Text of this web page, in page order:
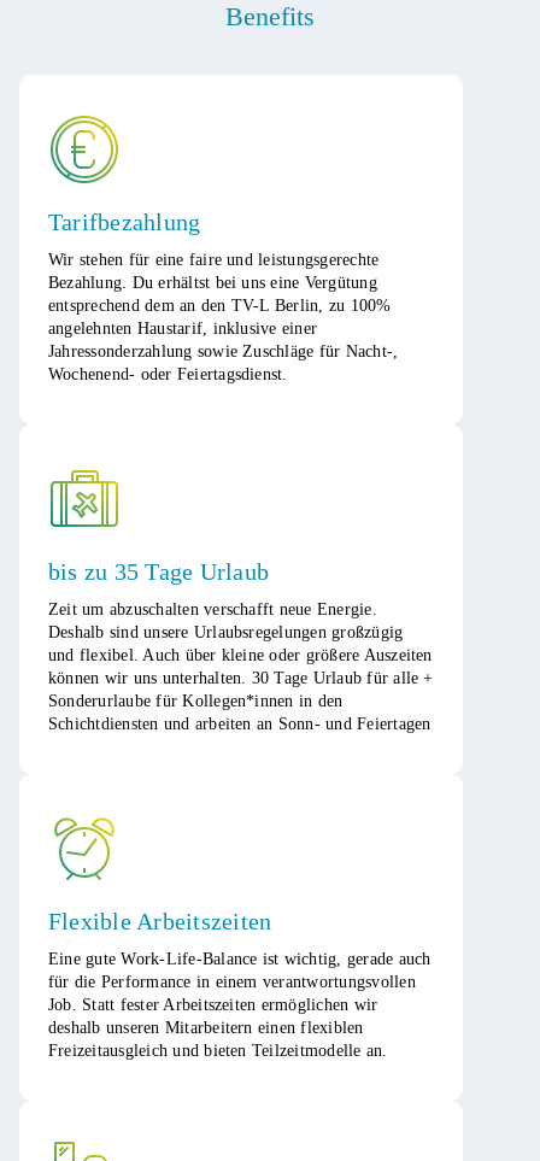
Benefits
Tarifbezahlung
Wir stehen für eine faire und leistungsgerechte
Bezahlung. Du erhältst bei uns eine Vergütung
entsprechend dem an den TV-L Berlin, zu 100%
angelehnten Haustarif, inklusive einer
Jahressonderzahlung sowie Zuschläge für Nacht-,
Wochenend- oder Feiertagsdienst.​
bis zu 35 Tage Urlaub
Zeit um abzuschalten verschafft neue Energie.
Deshalb sind unsere Urlaubsregelungen großzügig
und flexibel. Auch über kleine oder größere Auszeiten
können wir uns unterhalten. 30 Tage Urlaub für alle +
Sonderurlaube für Kollegen*innen in den
Schichtdiensten und arbeiten an Sonn- und Feiertagen​
Flexible Arbeitszeiten
Eine gute Work-Life-Balance ist wichtig, gerade auch
für die Performance in einem verantwortungsvollen
Job. Statt fester Arbeitszeiten ermöglichen wir
deshalb unseren Mitarbeitern einen flexiblen
Freizeitausgleich und bieten Teilzeitmodelle an.​